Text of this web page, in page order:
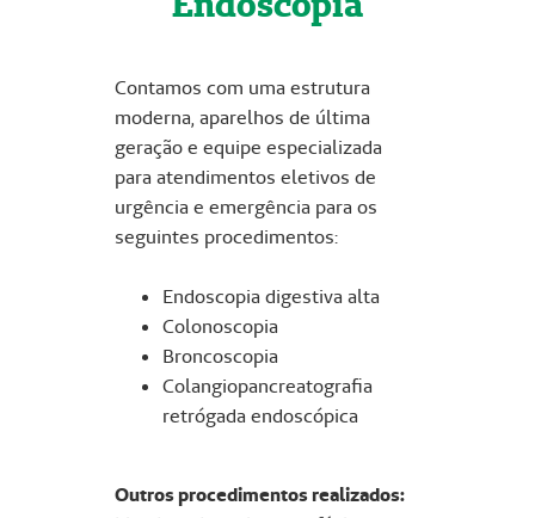
Contamos com uma estrutura
moderna, aparelhos de última
geração e equipe especializada
para atendimentos eletivos de
urgência e emergência para os
seguintes procedimentos:
Endoscopia digestiva alta
Colonoscopia
Broncoscopia
Colangiopancreatografia
retrógada endoscópica
Outros procedimentos realizados: